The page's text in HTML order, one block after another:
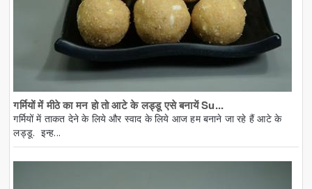
गर्मियों में मीठे का मन हो तो आटे के लड्डू एसे बनायें Su...
गर्मियों में ताकत देने के लिये और स्वाद के लिये आज हम बनाने जा रहे हैं आटे के
लड्डू. इन्ह...